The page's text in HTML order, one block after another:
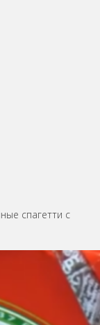
спагетти с